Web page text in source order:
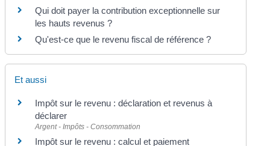
Qui doit payer la contribution exceptionnelle sur
les hauts revenus ?
Qu'est-ce que le revenu fiscal de référence ?
Et aussi
Impôt sur le revenu : déclaration et revenus à
déclarer
Argent - Impôts - Consommation
Impôt sur le revenu : calcul et paiement